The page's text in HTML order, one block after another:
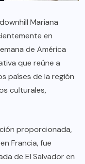
Mariana
en
de América
que reúne a
países de la región
culturales,
proporcionada,
Francia, fue
de El Salvador en